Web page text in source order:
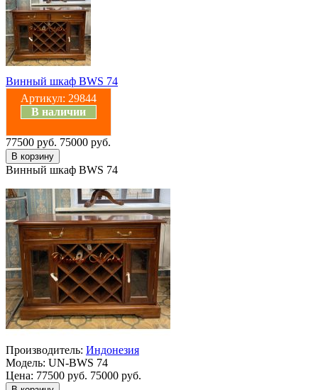
Винный шкаф BWS 74
Артикул: 29844
В наличии
77500 руб. 75000 руб.
Винный шкаф BWS 74
Производитель: Индонезия
Модель: UN-BWS 74
Цена: 77500 руб. 75000 руб.